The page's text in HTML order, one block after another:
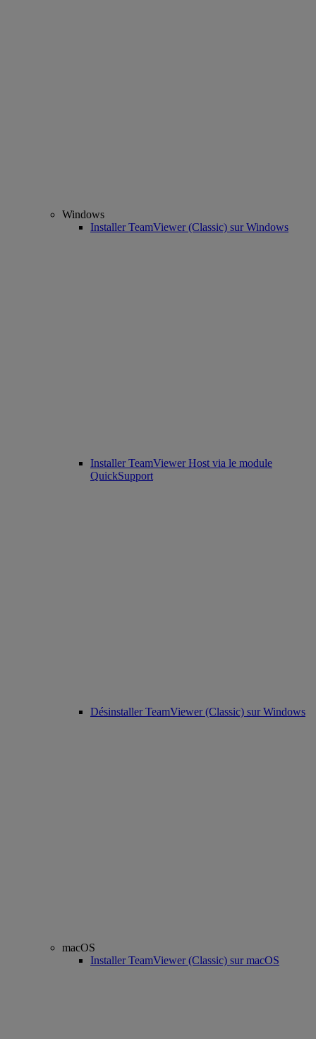
Windows
Installer TeamViewer (Classic) sur Windows
Installer TeamViewer Host via le module
QuickSupport
Désinstaller TeamViewer (Classic) sur Windows
macOS
Installer TeamViewer (Classic) sur macOS